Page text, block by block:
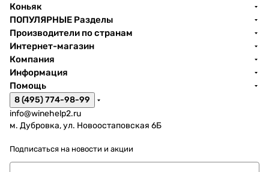
Коньяк
ПОПУЛЯРНЫЕ Разделы
Производители по странам
Интернет-магазин
Компания
Информация
Помощь
8 (495) 774-98-99
info@winehelp2.ru
м. Дубровка, ул. Новоостаповская 6Б
Подписаться на новости и акции